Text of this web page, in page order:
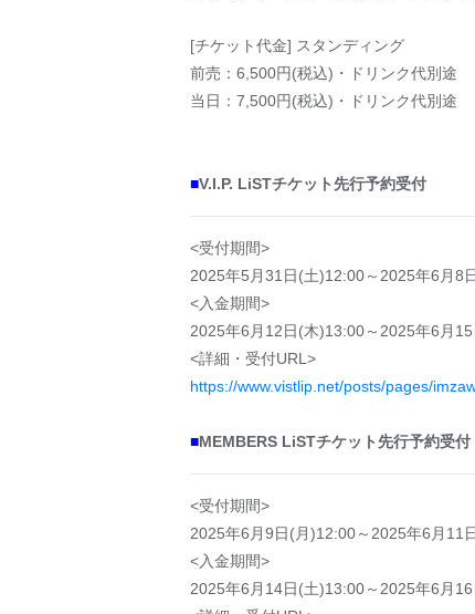
[チケット代金] スタンディング
前売：6,500円(税込)・ドリンク代別途
当日：7,500円(税込)・ドリンク代別途
■V.I.P. LiSTチケット先行予約受付
<受付期間>
2025年5月31日(土)12:00～2025年6月8
<入金期間>
2025年6月12日(木)13:00～2025年6月
<詳細・受付URL>
https://www.vistlip.net/posts/pages/
■MEMBERS LiSTチケット先行予約受付
<受付期間>
2025年6月9日(月)12:00～2025年6月11
<入金期間>
2025年6月14日(土)13:00～2025年6月